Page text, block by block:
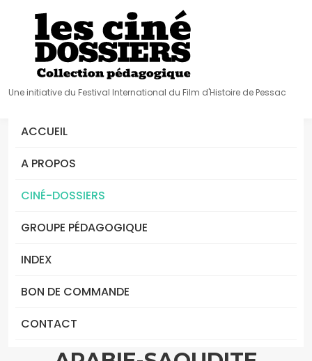
Une initiative du Festival International du Film d'Histoire de Pessac
ACCUEIL
A PROPOS
CINÉ-DOSSIERS
GROUPE PÉDAGOGIQUE
INDEX
BON DE COMMANDE
CONTACT